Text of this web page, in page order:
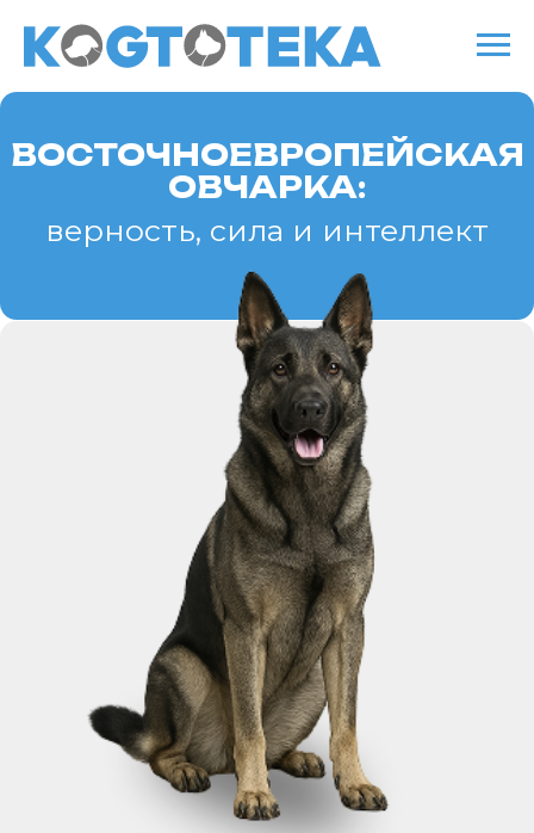
верность, сила и интеллект
ЕЖЕДНЕВНАЯ
ЗАЩИТА
ДЛЯ ВАШЕГО